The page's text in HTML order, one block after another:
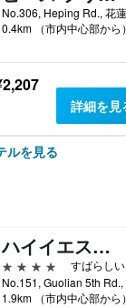
0.4km （市内中心部から）
詳細を見
ルを見る
ハイイエスホテル - 花蓮 (勤天商旅 - 花蓮館)
4つ星
すばらし
1.9km （市内中心部から）